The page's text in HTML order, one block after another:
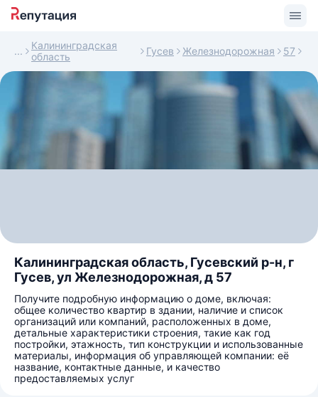
Калининградская
область
Гусев Железнодорожная 57
Калининградская область, Гусевский р-н, г
Гусев, ул Железнодорожная, д 57
Получите подробную информацию о доме, включая:
общее количество квартир в здании, наличие и список
организаций или компаний, расположенных в доме,
детальные характеристики строения, такие как год
постройки, этажность, тип конструкции и использованные
материалы, информация об управляющей компании: её
название, контактные данные, и качество
предоставляемых услуг